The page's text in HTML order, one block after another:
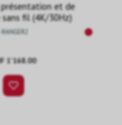
et de
fil (4K/30Hz)
1’168.00